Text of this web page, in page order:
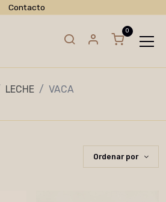
Contacto
LECHE VACA
Ordenar por